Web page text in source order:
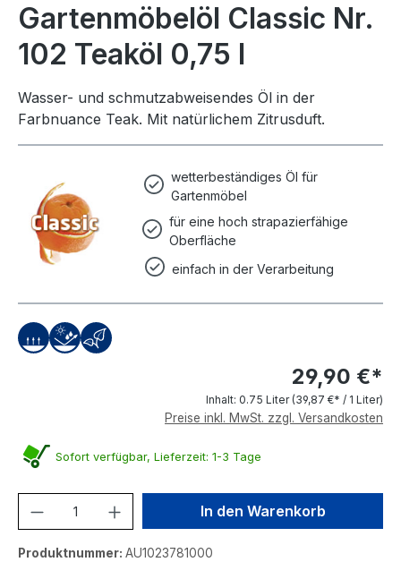
Gartenmöbelöl Classic Nr.
102 Teaköl 0,75 l
Wasser- und schmutzabweisendes Öl in der
Farbnuance Teak. Mit natürlichem Zitrusduft.
wetterbeständiges Öl für
Gartenmöbel
für eine hoch strapazierfähige
Oberfläche
einfach in der Verarbeitung
29,90 €*
Inhalt: 0.75 Liter (39,87 €* / 1 Liter)
Preise inkl. MwSt. zzgl. Versandkosten
Sofort verfügbar, Lieferzeit: 1-3 Tage
Produkt Anzahl: Gib denIn den Warenkorb
Produktnummer: AU1023781000